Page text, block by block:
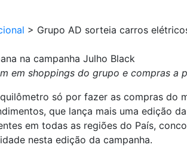
> Grupo AD sorteia carros
na campanha Julho Black
em shoppings do grupo e compras
só por fazer as compras do
que lança mais uma edição
em todas as regiões do País,
nesta edição da campanha.